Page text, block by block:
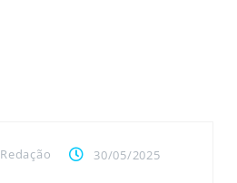
Redação 30/05/2025